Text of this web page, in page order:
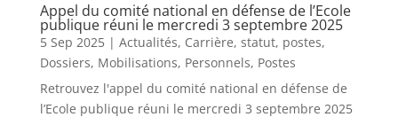
Appel du comité national en défense de l’Ecole
publique réuni le mercredi 3 septembre 2025
5 Sep 2025| Actualités, Carrière, statut, postes,
Dossiers, Mobilisations, Personnels, Postes
Retrouvez l'appel du comité national en défense de
l’Ecole publique réuni le mercredi 3 septembre 2025